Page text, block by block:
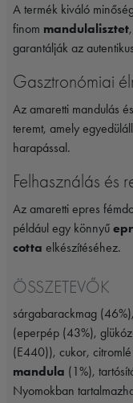
A termék kiváló
finom mandulalisztet,
garantálják az
Gasztronómiai
Az amaretti mandulás
teremt, amely
harapással.
Felhasználás és
Az amaretti epres
például egy könnyű
cotta elkészítéséhez.
ÖSSZETEVŐK
sárgabarackmag (46%),
(eperpép (43%),
(E440)), cukor,
mandula (1%),
Nyomokban